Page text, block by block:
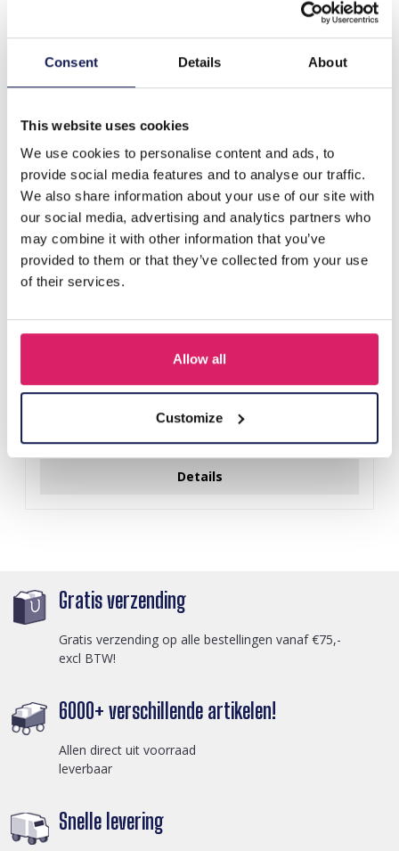
Consent Details About
This website uses cookies
We use cookies to personalise content and ads, to
provide social media features and to analyse our traffic.
We also share information about your use of our site with
our social media, advertising and analytics partners who
may combine it with other information that you’ve
provided to them or that they’ve collected from your use
of their services.
Allow all
Customize
Beschrijving
A-C4.3 E1131-120S S. Stalen oorbellenset 3 paar
Anderen kochten ook
Login voor prijzen
Details
Gratis verzending
Gratis verzending op alle bestellingen vanaf €75,-
excl BTW!
6000+ verschillende artikelen!
Allen direct uit voorraad
leverbaar
Snelle levering